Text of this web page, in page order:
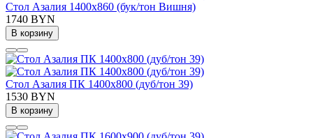
Стол Азалия 1400х860 (бук/тон Вишня)
1740 BYN
В корзину
Стол Азалия ПК 1400х800 (дуб/тон 39)
1530 BYN
В корзину